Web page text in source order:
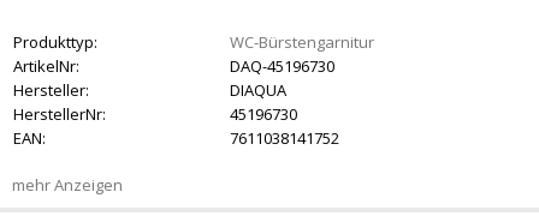
Produkttyp:
WC-Bürstengarnitur
ArtikelNr:
DAQ-45196730
Hersteller:
DIAQUA
HerstellerNr:
45196730
EAN:
7611038141752
mehr Anzeigen